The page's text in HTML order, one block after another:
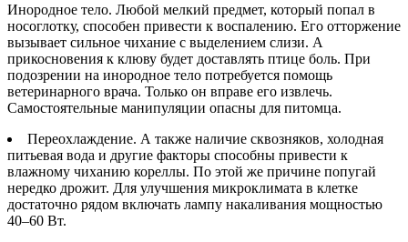
Инородное тело. Любой мелкий предмет, который попал в
носоглотку, способен привести к воспалению. Его отторжение
вызывает сильное чихание с выделением слизи. А
прикосновения к клюву будет доставлять птице боль. При
подозрении на инородное тело потребуется помощь
ветеринарного врача. Только он вправе его извлечь.
Самостоятельные манипуляции опасны для питомца.
Переохлаждение. А также наличие сквозняков, холодная
питьевая вода и другие факторы способны привести к
влажному чиханию кореллы. По этой же причине попугай
нередко дрожит. Для улучшения микроклимата в клетке
достаточно рядом включать лампу накаливания мощностью
40–60 Вт.